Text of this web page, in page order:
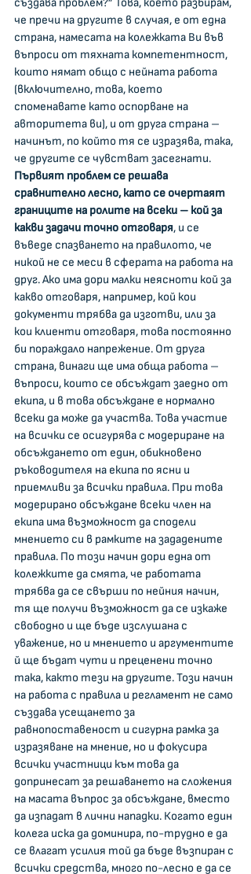
че пречи на другите в случая, е от една
страна, намесата на колежката Ви във
въпроси от тяхната компетентност,
които нямат общо с нейната работа
(включително, това, което
споменавате като оспорване на
авторитета ви), и от друга страна –
начинът, по който тя се изразява, така,
че другите се чувстват засегнати.
Първият проблем се решава
сравнително лесно, като се очертаят
границите на ролите на всеки – кой за
какви задачи точно отговаря, и се
въведе спазването на правилото, че
никой не се меси в сферата на работа на
друг. Ако има дори малки неясноти кой за
какво отговаря, например, кой кои
документи трябва да изготви, или за
кои клиенти отговаря, това постоянно
би пораждало напрежение. От друга
страна, винаги ще има обща работа –
въпроси, които се обсъждат заедно от
екипа, и в това обсъждане е нормално
всеки да може да участва. Това участие
на всички се осигурява с модериране на
обсъждането от един, обикновено
ръководителя на екипа по ясни и
приемливи за всички правила. При това
модерирано обсъждане всеки член на
екипа има възможност да сподели
мнението си в рамките на зададените
правила. По този начин дори една от
колежките да смята, че работата
трябва да се свърши по нейния начин,
тя ще получи възможност да се изкаже
свободно и ще бъде изслушана с
уважение, но и мнението и аргументите
й ще бъдат чути и преценени точно
така, както тези на другите. Този начин
на работа с правила и регламент не само
създава усещането за
равнопоставеност и сигурна рамка за
изразяване на мнение, но и фокусира
всички участници към това да
допринесат за решаването на сложения
на масата въпрос за обсъждане, вместо
да изпадат в лични нападки. Когато един
колега иска да доминира, по-трудно е да
се влагат усилия той да бъде възпиран с
всички средства, много по-лесно е да се